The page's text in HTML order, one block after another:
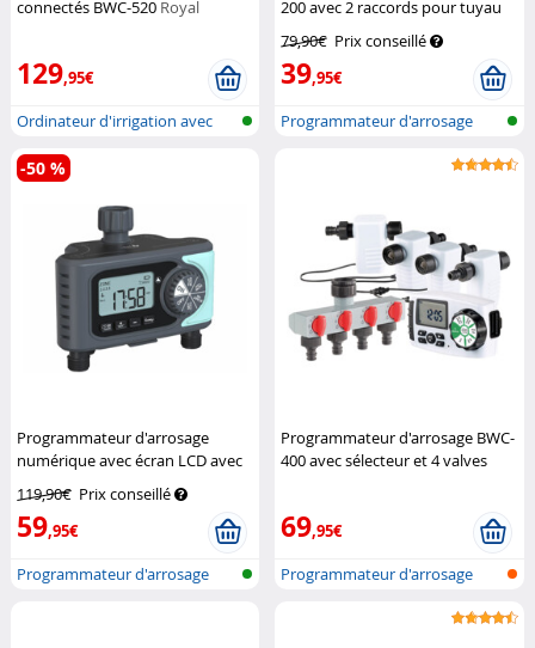
connectés BWC-520 Royal
129,95€
Ordinateur d'irrigation avec
réseau...
200 avec 2 raccords pour tuyau
79,90€ Prix conseillé
39,95€
Programmateur d'arrosage
Programmateur d'arrosage
numérique avec écran LCD avec
Royal Gardineer
119,90€ Prix conseillé
59,95€
-50 %
Programmateur d'arrosage
Programmateur d'arrosage BWC-
400 avec sélecteur et 4 valves
69,95€
Programmateur d'arrosage